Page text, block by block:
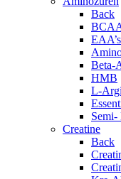
Back
EAA’s
Beta-
HMB
L-
Semi-
Creatine
Back